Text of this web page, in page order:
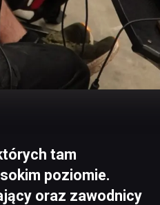
tam
poziomie.
oraz zawodnicy